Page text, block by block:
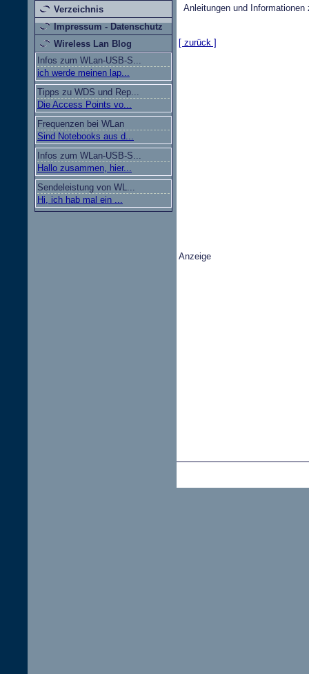
Verzeichnis
Impressum - Datenschutz
Wireless Lan Blog
Infos zum WLan-USB-S...
ich werde meinen lap...
Tipps zu WDS und Rep...
Die Access Points vo...
Frequenzen bei WLan
Sind Notebooks aus d...
Infos zum WLan-USB-S...
Hallo zusammen, hier...
Sendeleistung von WL...
Hi, ich hab mal ein ...
Anleitungen und Informationen
[ zurück ]
Anzeige